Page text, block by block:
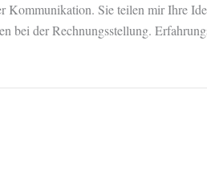
Sie teilen mir Ihre
bei der Rechnungsstellung.